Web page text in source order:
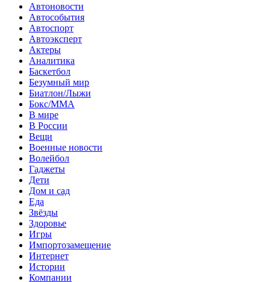
Автоновости
Автособытия
Автоспорт
Автоэксперт
Актеры
Аналитика
Баскетбол
Безумный мир
Биатлон/Лыжи
Бокс/MMA
В мире
В России
Вещи
Военные новости
Волейбол
Гаджеты
Дети
Дом и сад
Еда
Звёзды
Здоровье
Игры
Импортозамещение
Интернет
Истории
Компании